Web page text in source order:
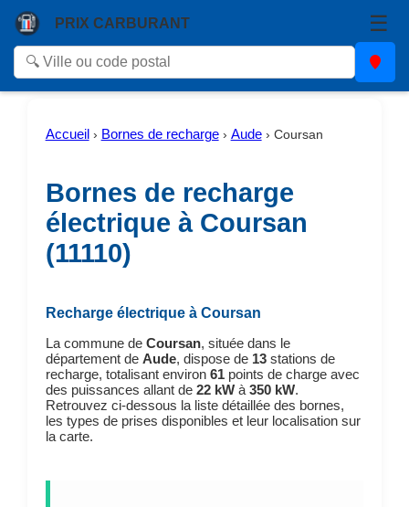
PRIX CARBURANT ☰
Accueil › Bornes de recharge› Aude› Coursan
Bornes de recharge
électrique à Coursan
(11110)
Recharge électrique à Coursan
La commune de Coursan, située dans le
département de Aude, dispose de 13stations de
recharge, totalisant environ 61points de charge avec
des puissances allant de 22 kWà 350 kW.
Retrouvez ci-dessous la liste détaillée des bornes,
les types de prises disponibles et leur localisation sur
la carte.